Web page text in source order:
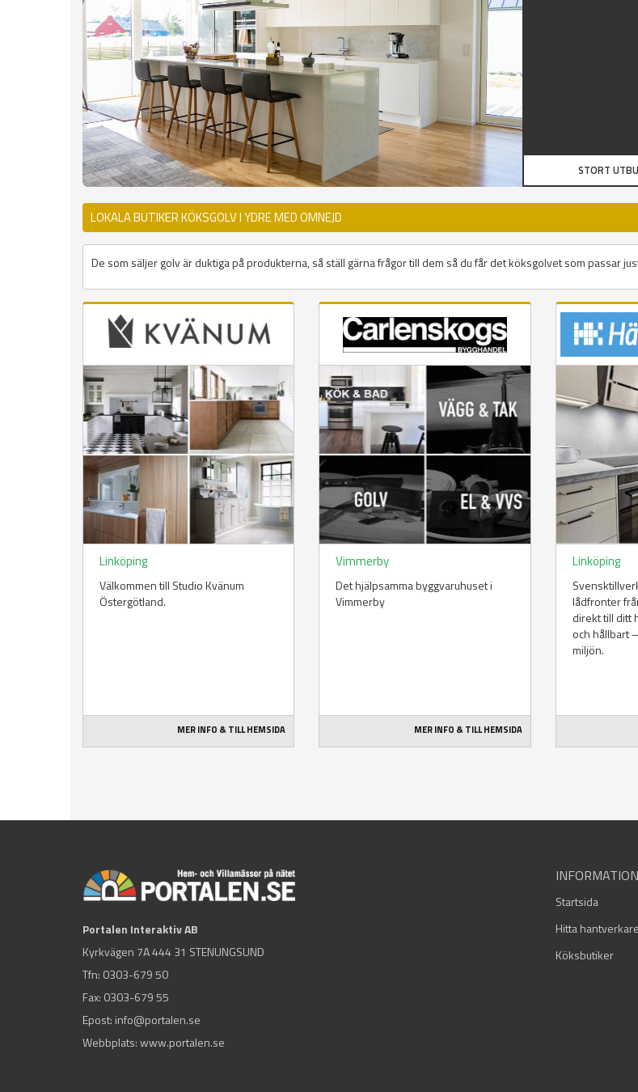
STORT
LOKALA BUTIKER KÖKSGOLV I YDRE MED OMNEJD
De som säljer golv är duktiga på produkterna, så ställ gärna frågor till dem så du får det köksgolvet som passar
Linköping
Välkommen till Studio Kvänum
Östergötland.
MER INFO & TILL HEMSIDA
Vimmerby
Det hjälpsamma byggvaruhuset i
Vimmerby
MER INFO & TILL HEMSIDA
Linköping
lådfronter
direkt till ditt
och hållbart
miljön.
Portalen Interaktiv AB
Kyrkvägen 7A 444 31 STENUNGSUND
Tfn: 0303-679 50
Fax: 0303-679 55
Epost: info@portalen.se
Webbplats: www.portalen.se
INFORMATION
Startsida
Hitta hantverkare
Köksbutiker